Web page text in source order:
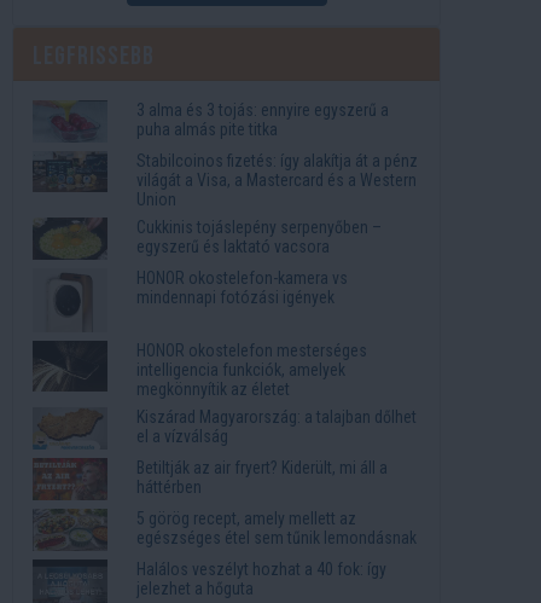
3 alma és 3 tojás: ennyire egyszerű a
puha almás pite titka
Stabilcoinos fizetés: így alakítja át a pénz
világát a Visa, a Mastercard és a Western
Union
Cukkinis tojáslepény serpenyőben –
egyszerű és laktató vacsora
HONOR okostelefon-kamera vs
mindennapi fotózási igények
HONOR okostelefon mesterséges
intelligencia funkciók, amelyek
megkönnyítik az életet
Kiszárad Magyarország: a talajban dőlhet
el a vízválság
Betiltják az air fryert? Kiderült, mi áll a
háttérben
5 görög recept, amely mellett az
egészséges étel sem tűnik lemondásnak
Halálos veszélyt hozhat a 40 fok: így
jelezhet a hőguta